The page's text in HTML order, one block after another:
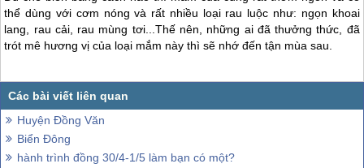
thể dùng với cơm nóng và rất nhiều loại rau luộc như: ngọn khoai
lang, rau cải, rau mùng tơi...Thế nên, những ai đã thưởng thức, đã
trót mê hương vị của loại mắm này thì sẽ nhớ đến tận mùa sau.
Huyện Đồng Văn
Biển Đông
hành trình đồng 30/4-1/5 làm bạn có một?